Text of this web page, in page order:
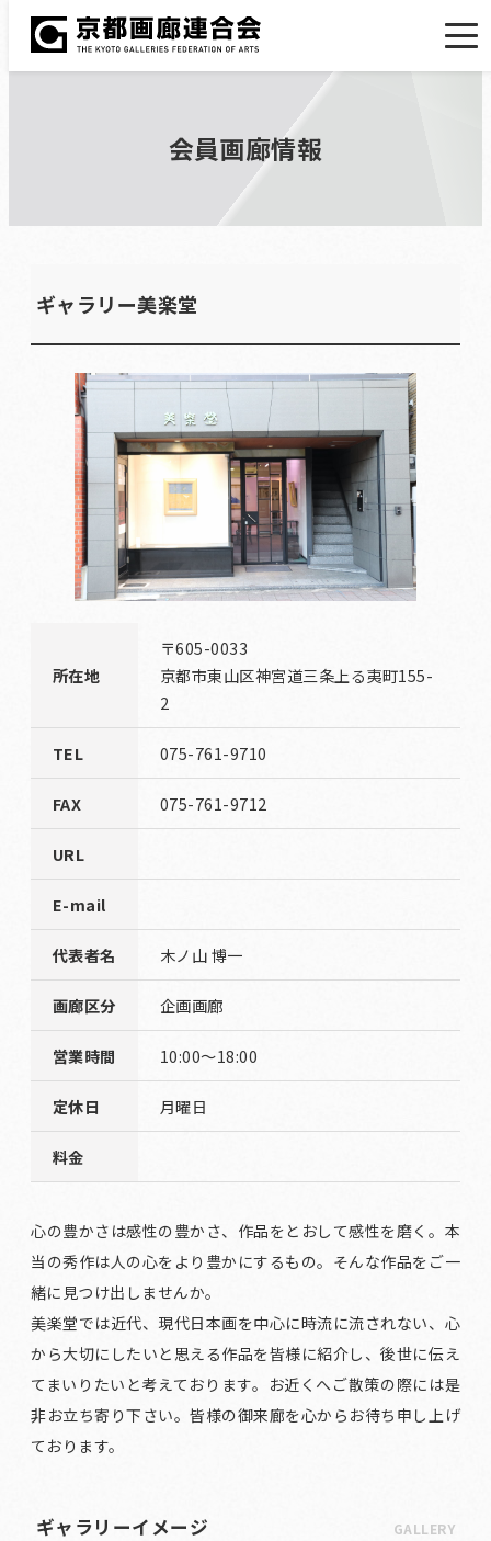
会員画廊情報
ギャラリー美楽堂
所在地
〒605-0033
京都市東山区神宮道三条上る夷町155-
2
TEL 075-761-9710
FAX 075-761-9712
URL
E-mail
代表者名 木ノ山 博一
画廊区分 企画画廊
営業時間 10:00～18:00
定休日 月曜日
料金
心の豊かさは感性の豊かさ、作品をとおして感性を磨く。本
当の秀作は人の心をより豊かにするもの。そんな作品をご一
緒に見つけ出しませんか。
美楽堂では近代、現代日本画を中心に時流に流されない、心
から大切にしたいと思える作品を皆様に紹介し、後世に伝え
てまいりたいと考えております。お近くへご散策の際には是
非お立ち寄り下さい。皆様の御来廊を心からお待ち申し上げ
ております。
ギャラリーイメージ GALLERY